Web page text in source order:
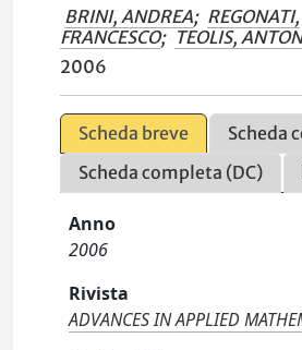
BRINI, ANDREA; REGONATI,
FRANCESCO; TEOLIS,
2006
Scheda breve
Scheda
Scheda completa (DC)
Anno
2006
Rivista
ADVANCES IN APPLIED